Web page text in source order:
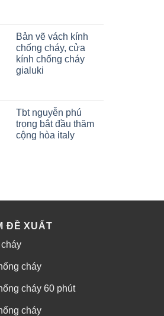
Bản vẽ vách kính
chống cháy, cửa
kính chống cháy
gialuki
Tbt nguyễn phú
trọng bắt đầu thăm
cộng hòa italy
ĐỀ XUẤT
cháy
cháy 60 phút
cháy